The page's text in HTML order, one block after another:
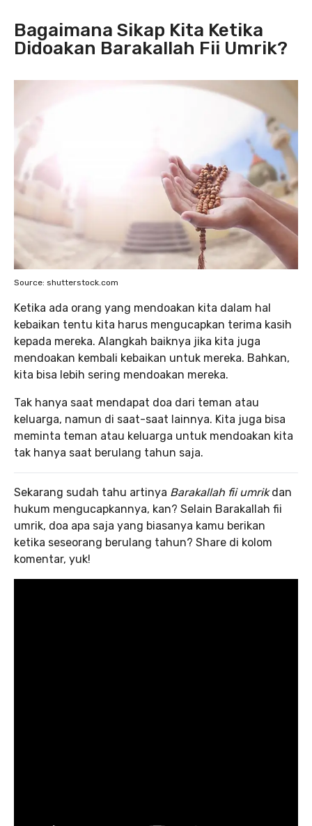
Bagaimana Sikap Kita Ketika
Didoakan Barakallah Fii Umrik?
Source: shutterstock.com
Ketika ada orang yang mendoakan kita dalam hal
kebaikan tentu kita harus mengucapkan terima kasih
kepada mereka. Alangkah baiknya jika kita juga
mendoakan kembali kebaikan untuk mereka. Bahkan,
kita bisa lebih sering mendoakan mereka.
Tak hanya saat mendapat doa dari teman atau
keluarga, namun di saat-saat lainnya. Kita juga bisa
meminta teman atau keluarga untuk mendoakan kita
tak hanya saat berulang tahun saja.
Sekarang sudah tahu artinya Barakallah fii umrikdan
hukum mengucapkannya, kan? Selain Barakallah fii
umrik, doa apa saja yang biasanya kamu berikan
ketika seseorang berulang tahun? Share di kolom
komentar, yuk!